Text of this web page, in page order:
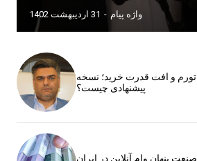
واژه پیام - 31 اردیبهشت 1402
تورم و افت قدرت خرید؛ نسخه
پیشنهادی چیست؟
صنعت پنهان وام آنلاین در ایران